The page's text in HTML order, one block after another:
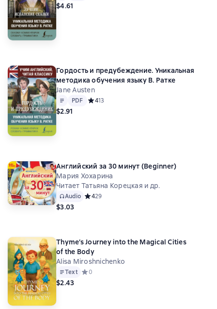
$4.61
Гордость и предубеждение. Уникальная
методика обучения языку В. Ратке
Jane Austen
Text PDF
PDF Средний рейтинг 4 на основе 13 оценок
413
$2.91
Английский за 30 минут (Beginner)
Мария Хохарина
Читает Татьяна Корецкая и др.
Audio Средний рейтинг 4 на основе 29 оценок
429
$3.03
Thyme’s Journey into the Magical Cities
of the Body
Alisa Miroshnichenko
Text Средний рейтинг 0 на основе 0 оценок
0
$2.43